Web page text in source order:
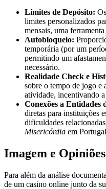
Limites de Depósito:
limites personalizados
mensais, uma
Autobloqueio:
temporária (por um
permitindo um
necessário.
Realidade Check e
sobre o tempo de jogo e
atividade, incentivando
Conexões a Entidades
diretas para instituições
dificuldades
Misericórdia em
Imagem e
Para além da análise
de um casino online junto da